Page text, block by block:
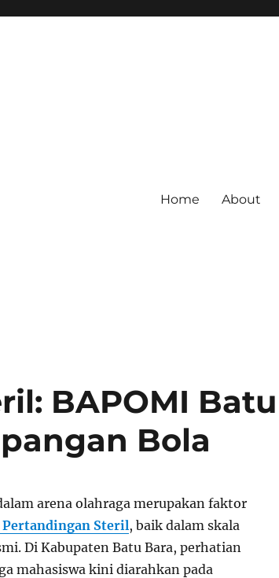
Home About
BAPOMI Batu
Bola
arena olahraga merupakan faktor
Pertandingan Steril, baik dalam skala
Di Kabupaten Batu Bara, perhatian
mahasiswa kini diarahkan pada